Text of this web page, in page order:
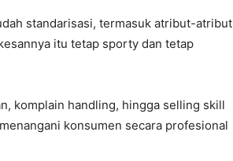
standarisasi, termasuk atribut-atribut
itu tetap sporty dan tetap
komplain handling, hingga selling skill
konsumen secara profesional